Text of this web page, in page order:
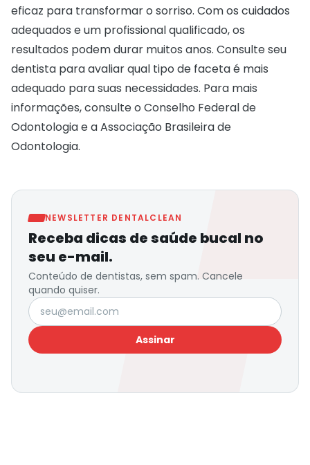
eficaz para transformar o sorriso. Com os cuidados
adequados e um profissional qualificado, os
resultados podem durar muitos anos. Consulte seu
dentista para avaliar qual tipo de faceta é mais
adequado para suas necessidades. Para mais
informações, consulte o Conselho Federal de
Odontologiae aAssociação Brasileira de
Odontologia.
NEWSLETTER DENTALCLEAN
Receba dicas de saúde bucal no
seu e-mail.
Conteúdo de dentistas, sem spam. Cancele
quando quiser.
Seu e-mail
Assinar